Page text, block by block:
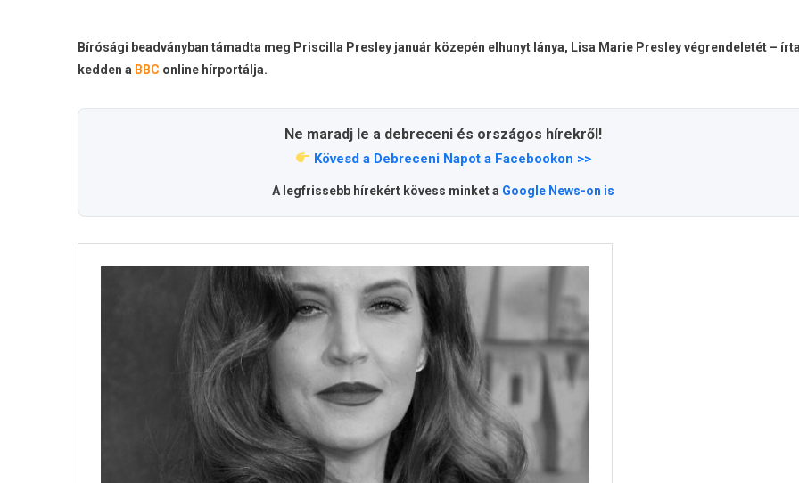
Bírósági beadványban támadta meg Priscilla Presley január közepén elhunyt lánya, Lisa Marie Presley végrendeletét –
kedden a BBC online hírportálja.
Ne maradj le a debreceni és országos hírekről!
Kövesd a Debreceni Napot a Facebookon >>
A legfrissebb hírekért kövess minket a Google News-on is